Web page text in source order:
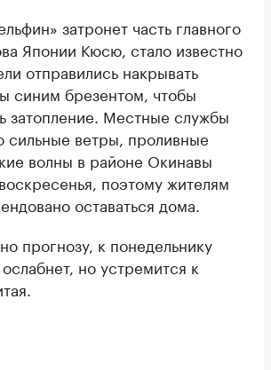
затронет часть главного
Японии Кюсю, стало известно
отправились накрывать
синим брезентом, чтобы
затопление. Местные службы
сильные ветры, проливные
волны в районе Окинавы
поэтому жителям
оставаться дома.
прогнозу, к понедельнику
но устремится к